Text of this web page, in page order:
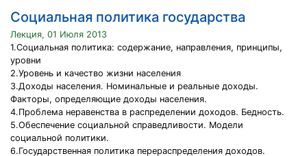
Социальная политика государства
Лекция, 01 Июля 2013
1.Социальная политика: содержание, направления, принципы,
уровни
2.Уровень и качество жизни населения
3.Доходы населения. Номинальные и реальные доходы.
Факторы, определяющие доходы населения.
4.Проблема неравенства в распределении доходов. Бедность.
5.Обеспечение социальной справедливости. Модели
социальной политики.
6.Государственная политика перераспределения доходов.